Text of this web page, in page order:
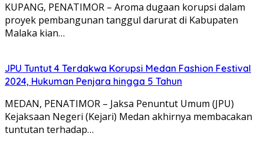
KUPANG, PENATIMOR – Aroma dugaan korupsi dalam
proyek pembangunan tanggul darurat di Kabupaten
Malaka kian…
JPU Tuntut 4 Terdakwa Korupsi Medan Fashion Festival
2024, Hukuman Penjara hingga 5 Tahun
MEDAN, PENATIMOR – Jaksa Penuntut Umum (JPU)
Kejaksaan Negeri (Kejari) Medan akhirnya membacakan
tuntutan terhadap…